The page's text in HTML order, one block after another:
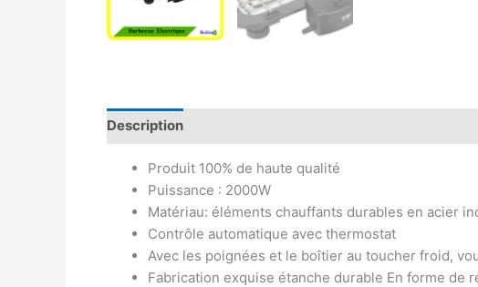
Description
Produit 100% de haute qualité
Puissance : 2000W
Matériau: éléments chauffants durables en acier
Contrôle automatique avec thermostat
Avec les poignées et le boîtier au toucher froid,
Fabrication exquise étanche durable En forme de